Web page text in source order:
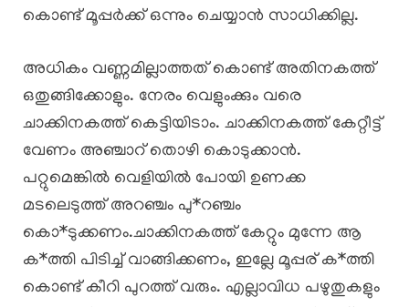
കൊണ്ട് മൂപ്പർക്ക് ഒന്നും ചെയ്യാൻ സാധിക്കില്ല.
അധികം വണ്ണമില്ലാത്തത് കൊണ്ട് അതിനകത്ത്
ഒതുങ്ങിക്കോളും. നേരം വെളുംക്കും വരെ
ചാക്കിനകത്ത് കെട്ടിയിടാം. ചാക്കിനകത്ത് കേറ്റീട്ട്
വേണം അഞ്ചാറ് തൊഴി കൊടുക്കാൻ.
പറ്റുമെങ്കിൽ വെളിയിൽ പോയി ഉണക്ക
മടലെടുത്ത് അറഞ്ചം പു*റഞ്ചം
കൊ*ടുക്കണം.ചാക്കിനകത്ത് കേറ്റും മുന്നേ ആ
ക*ത്തി പിടിച്ച് വാങ്ങിക്കണം, ഇല്ലേ മൂപ്പര് ക*ത്തി
കൊണ്ട് കീറി പുറത്ത് വരും. എല്ലാവിധ പഴുതുകളും